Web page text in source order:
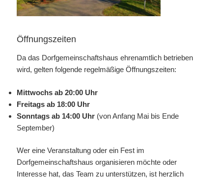
Öffnungszeiten
Da das Dorfgemeinschaftshaus ehrenamtlich betrieben
wird, gelten folgende regelmäßige Öffnungszeiten:
Mittwochs ab 20:00 Uhr
Freitags ab 18:00 Uhr
Sonntags ab 14:00 Uhr (von Anfang Mai bis Ende
September)
Wer eine Veranstaltung oder ein Fest im
Dorfgemeinschaftshaus organisieren möchte oder
Interesse hat, das Team zu unterstützen, ist herzlich